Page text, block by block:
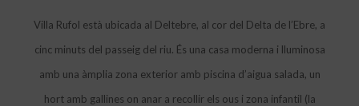
Villa Rufol està ubicada al Deltebre, al cor del Delta de l’Ebre, a
cinc minuts del passeig del riu. És una casa moderna i lluminosa
amb una àmplia zona exterior amb piscina d’aigua salada, un
hort amb gallines on anar a recollir els ous i zona infantil (la